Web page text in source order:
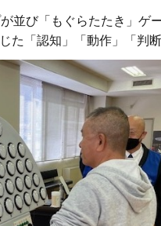
並び「もぐらたたき」ゲ
た「認知」「動作」「判